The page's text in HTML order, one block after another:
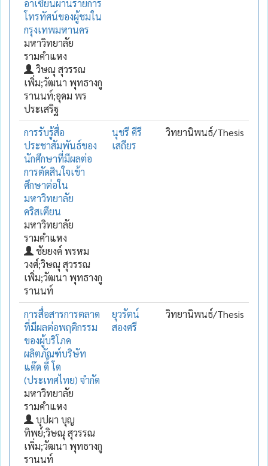
อาเซียนผ่านรายการ
โทรทัศน์ของผู้ชมใน
กรุงเทพมหานคร
มหาวิทยาลัย
รามคำแหง
วิษณุ สุวรรณ
เพิ่ม;วัฒนา พุทธางกู
รานนท์;อุดม พร
ประเสริฐ
การรับรู้สื่อ
ประชาสัมพันธ์ของ
นักศึกษาที่มีผลต่อ
การตัดสินใจเข้า
ศึกษาต่อใน
มหาวิทยาลัย
คริสเตียน
มหาวิทยาลัย
รามคำแหง
ชัยยงค์ พรหม
วงศ์;วิษณุ สุวรรณ
เพิ่ม;วัฒนา พุทธางกู
รานนท์
นุชรี คีรี
เสถียร
วิทยานิพนธ์/Thesis
การสื่อสารการตลาด
ที่มีผลต่อพฤติกรรม
ของผู้บริโภค
ผลิตภัณฑ์บริษัท
แด๊ด ดี้ โด
(ประเทศไทย) จำกัด
มหาวิทยาลัย
รามคำแหง
บุปผา บุญ
ทิพย์;วิษณุ สุวรรณ
เพิ่ม;วัฒนา พุทธางกู
รานนท์
ยุวรัตน์
สองศรี
วิทยานิพนธ์/Thesis